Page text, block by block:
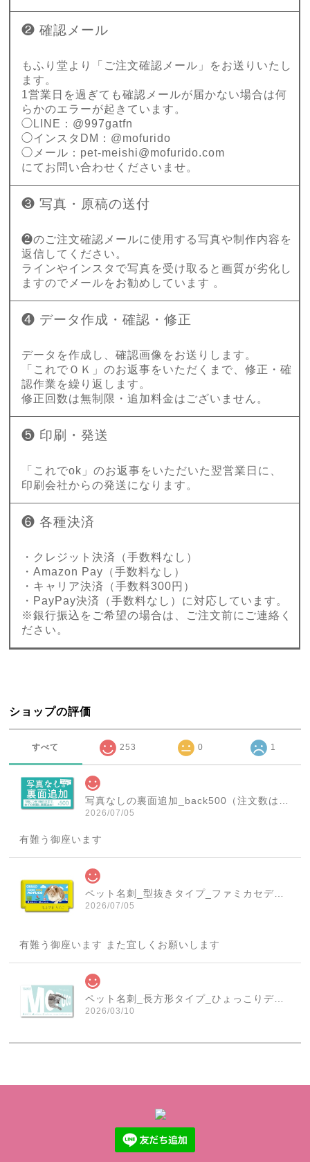
❷ 確認メール
もふり堂より「ご注文確認メール」をお送りいたし
ます。
1営業日を過ぎても確認メールが届かない場合は何
らかのエラーが起きています。
◯LINE：@997gatfn
◯インスタDM：@mofurido
◯メール： pet-meishi@mofurido.com
にてお問い合わせくださいませ。
❸ 写真・原稿の送付
❷のご注文確認メールに使用する写真や制作内容を
返信してください。
ラインやインスタで写真を受け取ると画質が劣化し
ますのでメールをお勧めしています 。
❹ データ作成・確認・修正
データを作成し、確認画像をお送りします。
「これでＯＫ」のお返事をいただくまで、修正・確
認作業を繰り返します。
修正回数は無制限・追加料金はございません。
❺ 印刷・発送
「これでok」のお返事をいただいた翌営業日に、
印刷会社からの発送になります。
❻ 各種決済
・クレジット決済（手数料なし）
・Amazon Pay（手数料なし）
・キャリア決済（手数料300円）
・PayPay決済（手数料なし）に対応しています。
※銀行振込をご希望の場合は、ご注文前にご連絡く
ださい。
ショップの評価
すべて 253 0 1
2026/07/05
有難う御座います
2026/07/05
有難う御座います また宜しくお願いします
2026/03/10
本日商品が届きました 迅速なご対応に感謝いたします ま